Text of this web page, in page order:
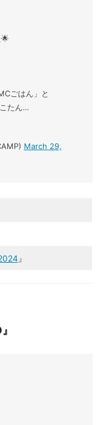
ごはん」と
たん…
March 29,
』